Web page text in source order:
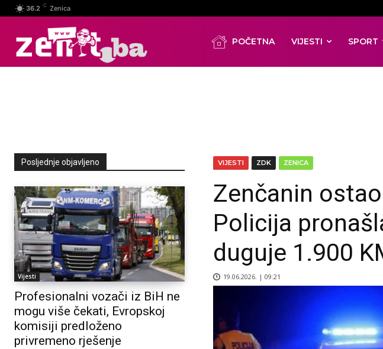
36.2 C Zenica
POČETNA VIJESTI SPORT
Posljednje objavljeno
Vijesti
Profesionalni vozači iz BiH ne
mogu više čekati, Evropskoj
komisiji predloženo
privremeno rješenje
VIJESTI ZDK ZENICA
Zenčanin
Policija
duguje 1.900
19.06.2026. | 09:21